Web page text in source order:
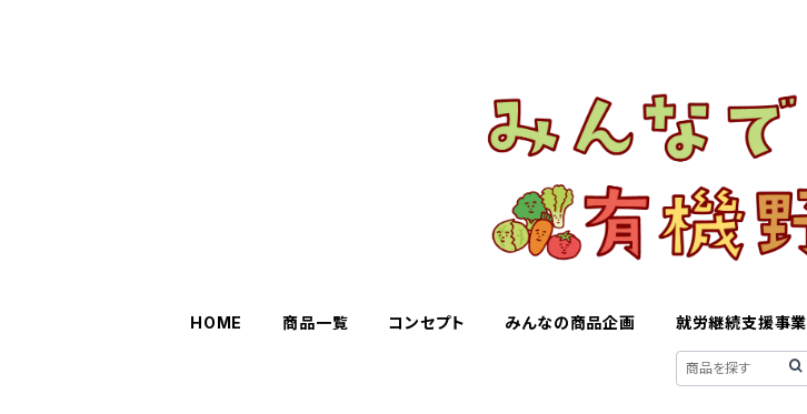
HOME 商品一覧 コンセプト みんなの商品企画 就労継続支援事業